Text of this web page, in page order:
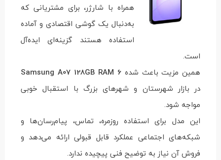
همراه با شارژر، برای مشتریانی که
به‌دنبال یک گوشی اقتصادی و آماده
استفاده هستند گزینه‌ای ایده‌آل
است.
همین مزیت باعث شده
در بازار شهرستان و شهرهای بزرگ با استقبال خوبی
مواجه شود.
این مدل برای استفاده روزمره، تماس، پیام‌رسان‌ها و
شبکه‌های اجتماعی عملکرد قابل قبولی ارائه می‌دهد و
فروش آن نیاز به توضیح فنی پیچیده ندارد.